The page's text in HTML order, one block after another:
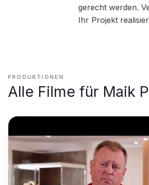
gerecht werden.
Ihr Projekt
PRODUKTIONEN
Alle Filme für Maik